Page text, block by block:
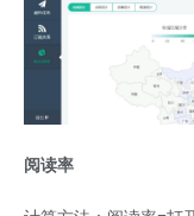
阅读率